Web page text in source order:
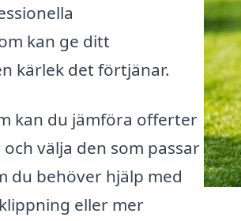
kan ge ditt
kärlek det förtjänar.
kan du jämföra offerter
välja den som passar
du behöver hjälp med
eller mer